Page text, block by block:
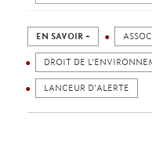
EN SAVOIR +
DROIT DE
LANCEUR D'ALERTE